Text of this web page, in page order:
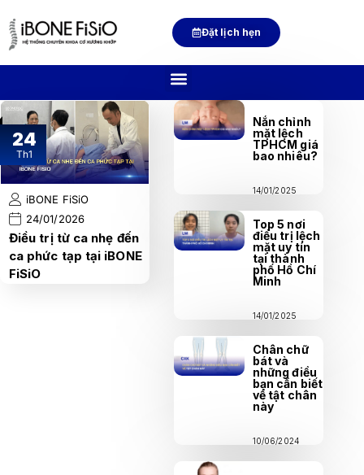
Đặt lịch hẹn
24
Th1
iBONE FiSiO
24/01/2026
Điều trị từ ca nhẹ đến
ca phức tạp tại iBONE
FiSiO
Nắn chỉnh
mặt lệch
TPHCM giá
bao nhiêu?
14/01/2025
Top 5 nơi
điều trị lệch
mặt uy tín
tại thành
phố Hồ Chí
Minh
14/01/2025
Chân chữ
bát và
những điều
bạn cần biết
về tật chân
này
10/06/2024